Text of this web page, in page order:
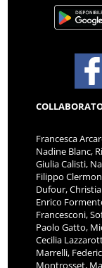
Francesca
Nadine Blanc,
Giulia Calisti,
Filippo
Dufour,
Enrico
Francesconi,
Paolo Gatto,
Cecilia
Marrelli,